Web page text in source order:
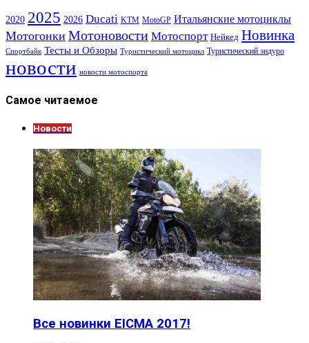
2020 2025 2026 Ducati KTM MotoGP Итальянские мотоциклы
Мотогонки Мотоновости Мотоспорт Нейкед Новинка
Спортбайк Тесты и Обзоры Туристический мотоцикл Туристический эндуро
новости новости мотоспорта
Самое читаемое
Новости
Все новинки EICMA 2017!